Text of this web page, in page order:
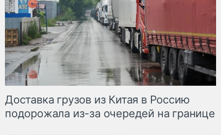
Доставка грузов из Китая в Россию
подорожала из-за очередей на границе